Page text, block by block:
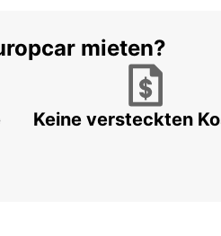
mieten?
Keine versteckten